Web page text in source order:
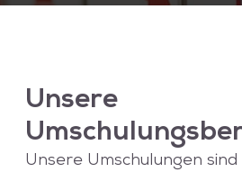
Unsere
Unsere Umschulungen sind